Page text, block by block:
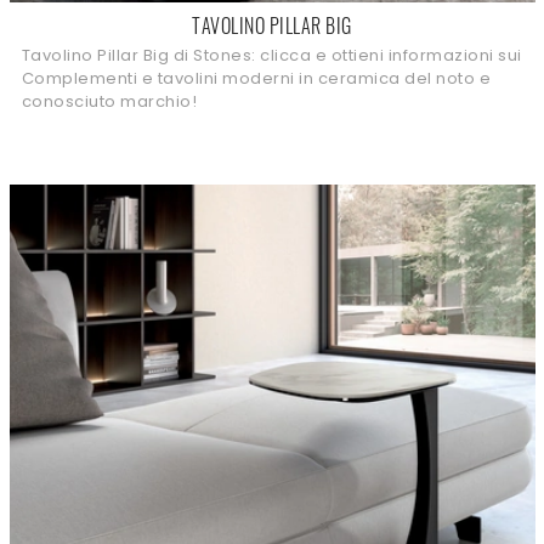
TAVOLINO PILLAR BIG
Tavolino Pillar Big di Stones: clicca e ottieni informazioni sui
Complementi e tavolini moderni in ceramica del noto e
conosciuto marchio!